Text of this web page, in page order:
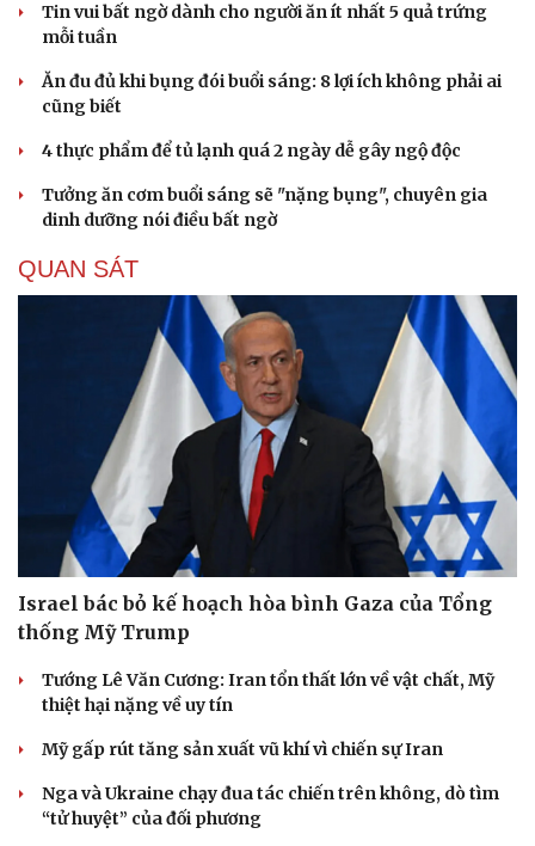
Tin vui bất ngờ dành cho người ăn ít nhất 5 quả trứng
mỗi tuần
Ăn đu đủ khi bụng đói buổi sáng: 8 lợi ích không phải ai
cũng biết
4 thực phẩm để tủ lạnh quá 2 ngày dễ gây ngộ độc
Tưởng ăn cơm buổi sáng sẽ "nặng bụng", chuyên gia
dinh dưỡng nói điều bất ngờ
QUAN SÁT
Israel bác bỏ kế hoạch hòa bình Gaza của Tổng
thống Mỹ Trump
Tướng Lê Văn Cương: Iran tổn thất lớn về vật chất, Mỹ
thiệt hại nặng về uy tín
Mỹ gấp rút tăng sản xuất vũ khí vì chiến sự Iran
Nga và Ukraine chạy đua tác chiến trên không, dò tìm
“tử huyệt” của đối phương